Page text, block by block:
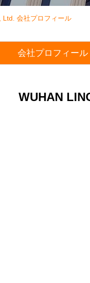
会社プロフィール
会社プロフィール
WUHAN